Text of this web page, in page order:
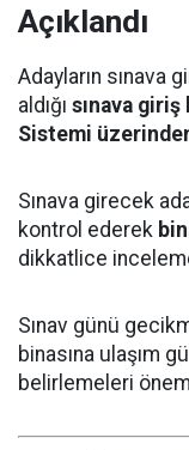
Açıklandı
Adayların sınava
aldığı sınava
Sistemi
Sınava girecek
kontrol ederek
dikkatlice
Sınav günü
binasına ulaşım
belirlemeleri